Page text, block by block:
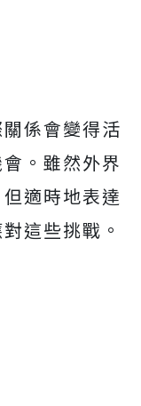
係會變得活
。雖然外界
適時地表達
這些挑戰。